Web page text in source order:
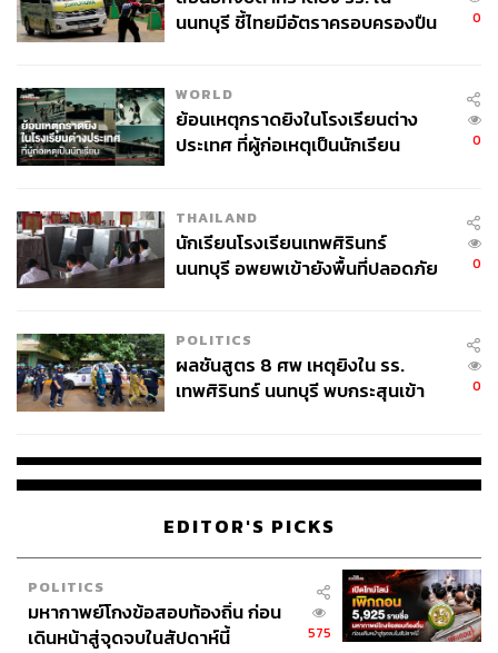
นนทบุรี ชี้ไทยมีอัตราครอบครองปืน
0
WORLD
ย้อนเหตุกราดยิงในโรงเรียนต่าง
ประเทศ ที่ผู้ก่อเหตุเป็นนักเรียน
0
THAILAND
นักเรียนโรงเรียนเทพศิรินทร์
นนทบุรี อพยพเข้ายังพื้นที่ปลอดภัย
0
POLITICS
ผลชันสูตร 8 ศพ เหตุยิงใน รร.
เทพศิรินทร์ นนทบุรี พบกระสุนเข้า
0
EDITOR'S PICKS
POLITICS
มหากาพย์โกงข้อสอบท้องถิ่น ก่อน
เดินหน้าสู่จุดจบในสัปดาห์นี้
575